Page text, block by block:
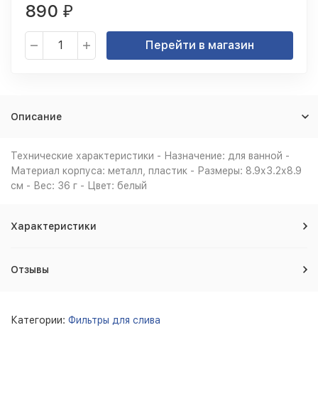
890 ₽
Перейти в магазин
Описание
Технические характеристики - Назначение: для ванной -
Материал корпуса: металл, пластик - Размеры: 8.9х3.2х8.9
см - Вес: 36 г - Цвет: белый
Характеристики
Отзывы
Категории: Фильтры для слива